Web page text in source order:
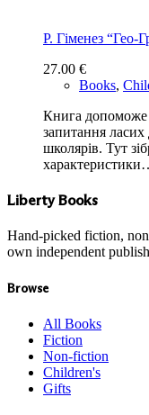
Р. Гіменез “Гео-
27.00 €
Books,
Книга допоможе
запитання
школярів. Тут
Liberty Books
Hand-picked fiction,
own independent
Browse
All Books
Fiction
Non-fiction
Children's
Gifts